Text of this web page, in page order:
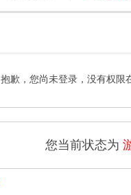
抱歉，您尚未登录，没有权限
您当前状态为